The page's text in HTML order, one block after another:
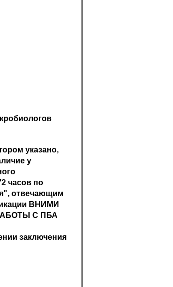
указано,
у
часов по
отвечающим
ВНИМИ
С ПБА
заключения